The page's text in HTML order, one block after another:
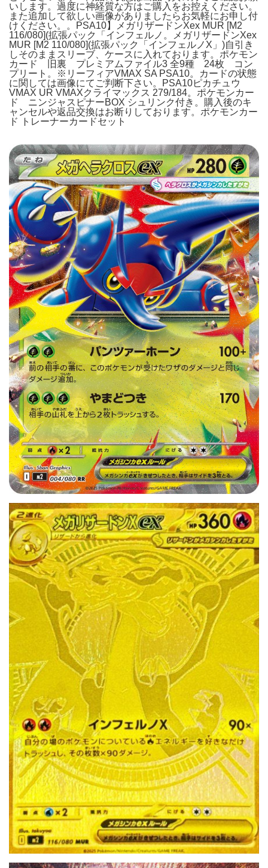
いします。過度に神経質な方はご購入をお控えください。
また追加して欲しい画像がありましたらお気軽にお申し付
けください。。PSA10】メガリザードンXex MUR [M2
116/080](拡張パック「インフェルノ。メガリザードンXex
MUR [M2 110/080](拡張パック「インフェルノX」)自引き
しそのままスリーブ、ケースに入れております。ポケモン
カード 旧裏 プレミアムファイル3 全9種 24枚 コン
プリート。※リーフィアVMAX SA PSA10。カードの状態
に関しては画像にてご判断下さい。PSA10ピカチュウ
VMAX UR VMAXクライマックス 279/184。ポケモンカー
ド ニンジャスピナーBOX シュリンク付き。購入後のキ
ャンセルや返品交換はお断りしております。ポケモンカー
ド トレーナーカードセット